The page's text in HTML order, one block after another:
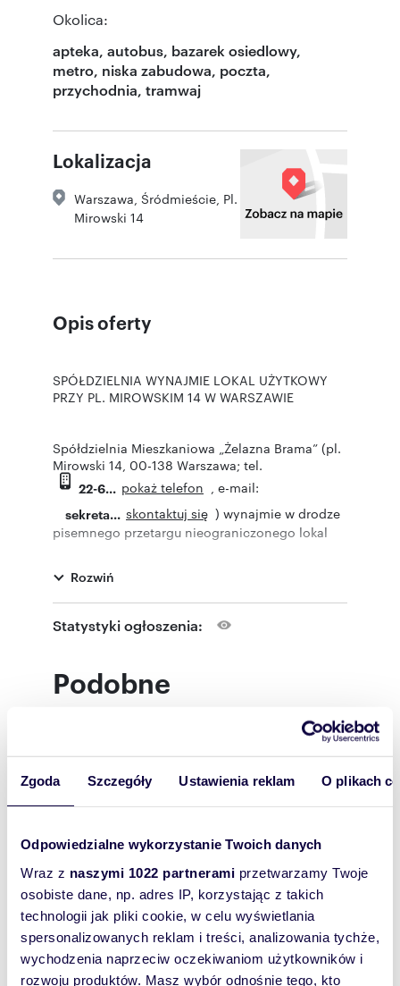
Zgoda Szczegóły Ustawienia reklam O plikach
Odpowiedzialne wykorzystanie Twoich danych
Wraz z naszymi 1022 partnerami przetwarzamy Twoje
osobiste dane, np. adres IP, korzystając z takich
technologii jak pliki cookie, w celu wyświetlania
spersonalizowanych reklam i treści, analizowania tychże,
wychodzenia naprzeciw oczekiwaniom użytkowników i
rozwoju produktów. Masz wybór odnośnie tego, kto
Okolica:
apteka, autobus, bazarek osiedlowy,
metro, niska zabudowa, poczta,
przychodnia, tramwaj
Lokalizacja
Warszawa Śródmieście Pl.
Mirowski 14
Opis oferty
SPÓŁDZIELNIA WYNAJMIE LOKAL UŻYTKOWY
PRZY PL. MIROWSKIM 14 W WARSZAWIE
Spółdzielnia Mieszkaniowa „Żelazna Brama” (pl.
Mirowski 14, 00-138 Warszawa; tel.
22-6 pokaż telefon , e-mail:
sekreta skontaktuj się ) wynajmie w drodze
pisemnego przetargu nieograniczonego lokal
pl. Mirowskim 14 w Warszawie.
Lokal w sąsiedztwie Hali Mirowskiej przy placu
Mirowskim 14, gdzie znajdują się liczne punkty
Oferta powinna zawierać:
1) imię i nazwisko lub nazwę firmy, adres
2) aktualny wypis z CEIDG lub KRS;
3) rodzaj działalności jaka będzie prowadzona w
lokalu;
4) następujące zaświadczenia wystawione nie
wcześniej niż jeden miesiąc przed terminem
składania ofert:
− zaświadczenie z Urzędu Skarbowego o
niezaleganiu w podatkach;
− zaświadczenie z ZUS o niezaleganiu w
Rozwiń
Statystyki ogłoszenia:
Podobne
93,42 m2 64zł/m2